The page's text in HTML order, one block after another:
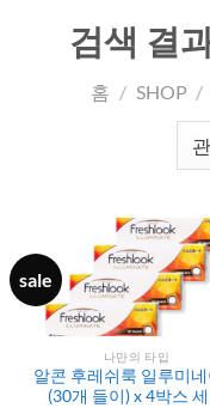
검색 결
홈 / SHOP /
sale
나만의 타입
알콘 후레쉬룩 일루미
(30개 들이) x 4박스